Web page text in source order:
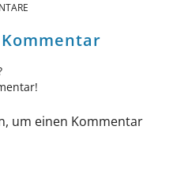
um einen Kommentar